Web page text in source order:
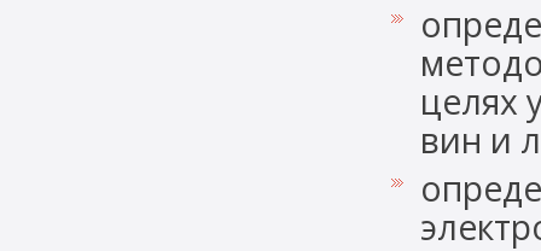
целях
вин и